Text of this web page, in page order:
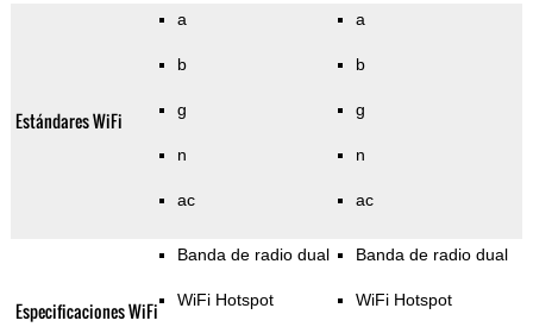
Estándares WiFi
a
b
g
n
ac
a
b
g
n
ac
Especificaciones WiFi
Banda de radio dual
WiFi Hotspot
Banda de radio dual
WiFi Hotspot